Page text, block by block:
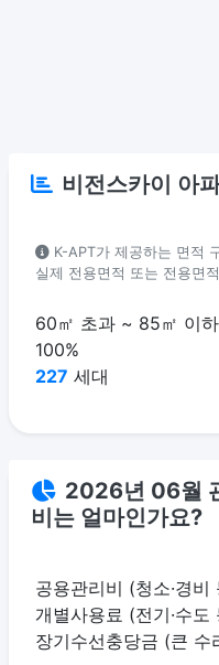
비전스카이 아
K-APT가 제공하는 면적
실제 전용면적 또는 전용면
60㎡ 초과 ~ 85㎡ 이하
100%
227 세대
2026년 06월
비는 얼마인가요?
공용관리비 (청소·경
개별사용료 (전기·수
장기수선충당금 (큰 수